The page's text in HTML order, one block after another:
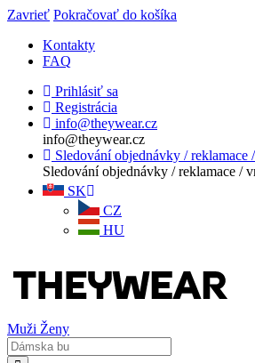
Zavrieť Pokračovať do košíka
Kontakty
FAQ
Prihlásiť sa
Registrácia
info@theywear.cz
info@theywear.cz
Sledování objednávky / reklamace
Sledování objednávky / reklamace /
SK
CZ
HU
Muži Ženy